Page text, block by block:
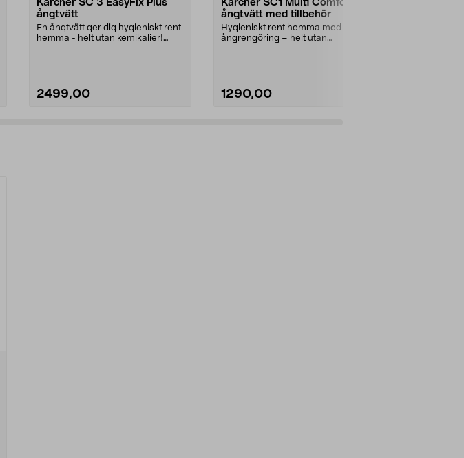
Kärcher SC 3 EasyFix Plus
ångtvätt
En ångtvätt ger dig hygieniskt rent
hemma - helt utan kemikalier!
2499,00
Kärcher SC1 Multi Comfort
ångtvätt med tillbehör
Hygieniskt rent hemma med
ångrengöring – helt utan
1290,00